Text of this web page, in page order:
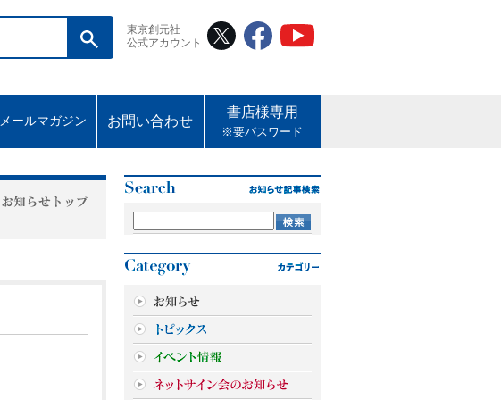
東京創元社
公式アカウント
メールマガジン お問い合わせ
書店様専用
※要パスワード